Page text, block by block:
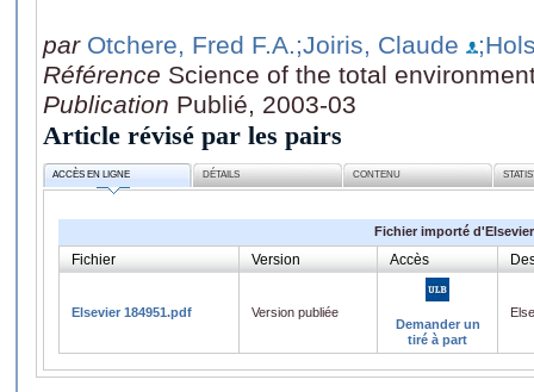
par Otchere, Fred F.A.;Joiris, Claude
Référence Science of the total
Publication Publié, 2003-03
Article révisé par les pairs
ACCÈS EN LIGNE DÉTAILS CONTENU
Fichier importé d'Elsevier
Fichier Version Accès
Elsevier 184951.pdf
Version publiée
Demander un
tiré à part